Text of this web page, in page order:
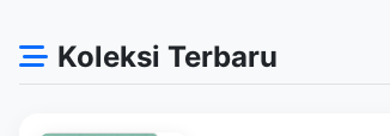
Koleksi Terbaru